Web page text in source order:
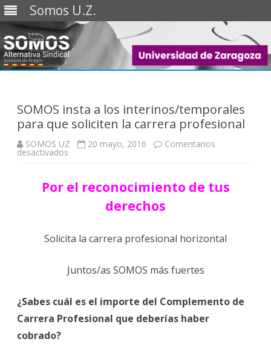
Somos U.Z.
Saltar
SOMOS insta a los interinos/temporales
para que soliciten la carrera profesional
SOMOS UZ 20 mayo, 2016 Comentarios
desactivados
los
interinos/temporales
carrera
profesional
Por el reconocimiento de tus
derechos
Solicita la carrera profesional horizontal
Juntos/as SOMOS más fuertes
¿Sabes cuál es el importe del Complemento de
Carrera Profesional que deberías haber
cobrado?